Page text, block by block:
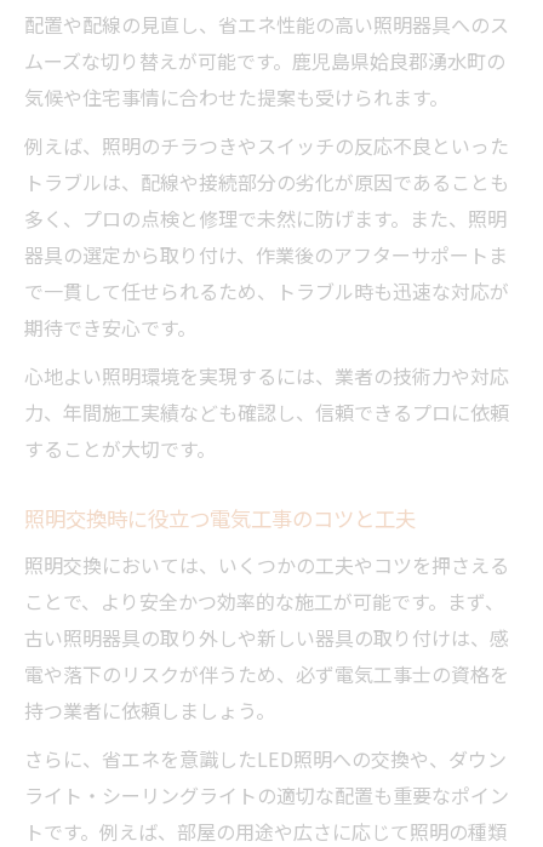
配置や配線の見直し、省エネ性能の高い照明器具へのス
ムーズな切り替えが可能です。鹿児島県姶良郡湧水町の
気候や住宅事情に合わせた提案も受けられます。
例えば、照明のチラつきやスイッチの反応不良といった
トラブルは、配線や接続部分の劣化が原因であることも
多く、プロの点検と修理で未然に防げます。また、照明
器具の選定から取り付け、作業後のアフターサポートま
で一貫して任せられるため、トラブル時も迅速な対応が
期待でき安心です。
心地よい照明環境を実現するには、業者の技術力や対応
力、年間施工実績なども確認し、信頼できるプロに依頼
することが大切です。
照明交換時に役立つ電気工事のコツと工夫
照明交換においては、いくつかの工夫やコツを押さえる
ことで、より安全かつ効率的な施工が可能です。まず、
古い照明器具の取り外しや新しい器具の取り付けは、感
電や落下のリスクが伴うため、必ず電気工事士の資格を
持つ業者に依頼しましょう。
さらに、省エネを意識したLED照明への交換や、ダウン
ライト・シーリングライトの適切な配置も重要なポイン
トです。例えば、部屋の用途や広さに応じて照明の種類